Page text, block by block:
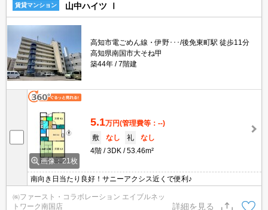
賃貸マンション 山中ハイツ Ⅰ
高知市電ごめん線・伊野･･･/後免東町駅 徒歩11分
高知県南国市大そね甲
築44年
7階建
画像：21枚
5.1万円(管理費等：--)
敷
なし 礼
なし
4階
3DK 53.46m²
南向き日当たり良好！サニーアクシス近くで便利♪
㈱ファースト・コラボレーション エイブルネッ
トワーク南国店
詳細を見る